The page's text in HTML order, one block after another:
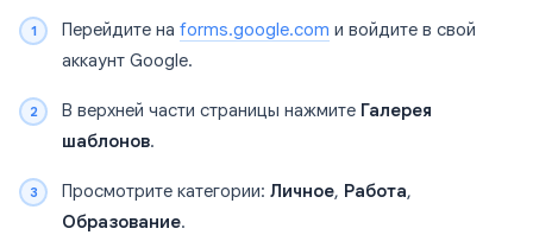
Перейдите на forms.google.com и войдите в свой
аккаунт Google.
В верхней части страницы нажмите Галерея
шаблонов.
Просмотрите категории: Личное, Работа,
Образование.